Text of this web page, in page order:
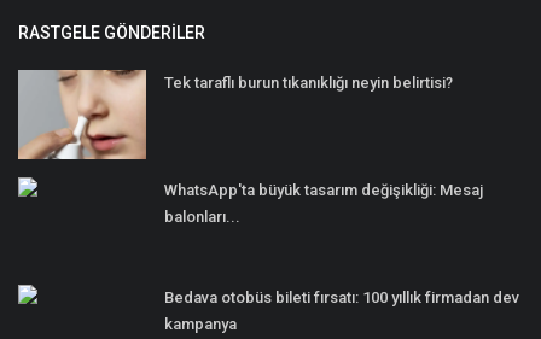
RASTGELE GÖNDERILER
Tek taraflı burun tıkanıklığı neyin belirtisi?
WhatsApp'ta büyük tasarım değişikliği: Mesaj
balonları...
Bedava otobüs bileti fırsatı: 100 yıllık firmadan dev
kampanya